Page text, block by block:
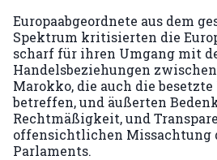
Europaabgeordnete aus dem
Spektrum kritisierten die
scharf für ihren Umgang mit
Handelsbeziehungen
Marokko, die auch die besetzte
betreffen, und äußerten
Rechtmäßigkeit, und
offensichtlichen Missachtung
Parlaments.